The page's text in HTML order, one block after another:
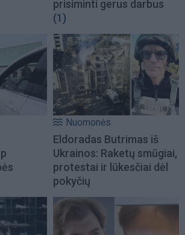
prisiminti gerus darbus
(1)
Nuomonės
Eldoradas Butrimas iš
Ukrainos: Raketų smūgiai,
protestai ir lūkesčiai dėl
pokyčių